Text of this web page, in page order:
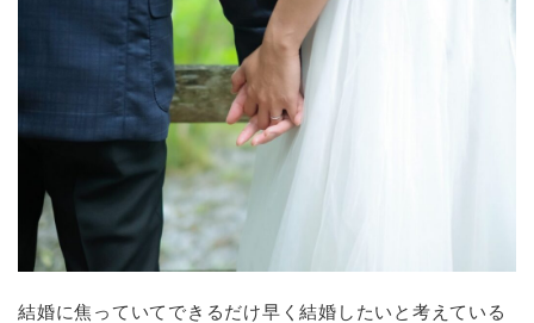
結婚に焦っていてできるだけ早く結婚したいと考えている